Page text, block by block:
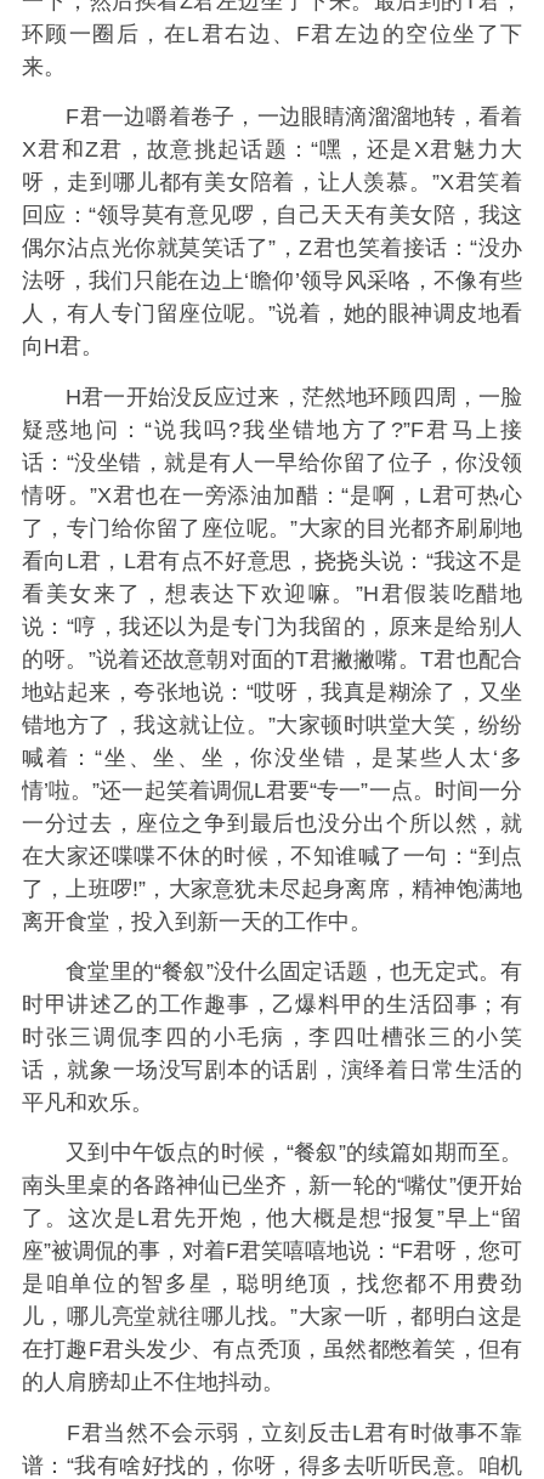
环顾一圈后，在L君右边、F君左边的空位坐了下
来。
F君一边嚼着卷子，一边眼睛滴溜溜地转，看着
X君和Z君，故意挑起话题：“嘿，还是X君魅力大
呀，走到哪儿都有美女陪着，让人羡慕。”X君笑着
回应：“领导莫有意见啰，自己天天有美女陪，我这
偶尔沾点光你就莫笑话了”，Z君也笑着接话：“没办
法呀，我们只能在边上‘瞻仰’领导风采咯，不像有些
人，有人专门留座位呢。”说着，她的眼神调皮地看
向H君。
H君一开始没反应过来，茫然地环顾四周，一脸
疑惑地问：“说我吗?我坐错地方了?”F君马上接
话：“没坐错，就是有人一早给你留了位子，你没领
情呀。”X君也在一旁添油加醋：“是啊，L君可热心
了，专门给你留了座位呢。”大家的目光都齐刷刷地
看向L君，L君有点不好意思，挠挠头说：“我这不是
看美女来了，想表达下欢迎嘛。”H君假装吃醋地
说：“哼，我还以为是专门为我留的，原来是给别人
的呀。”说着还故意朝对面的T君撇撇嘴。T君也配合
地站起来，夸张地说：“哎呀，我真是糊涂了，又坐
错地方了，我这就让位。”大家顿时哄堂大笑，纷纷
喊着：“坐、坐、坐，你没坐错，是某些人太‘多
情’啦。”还一起笑着调侃L君要“专一”一点。时间一分
一分过去，座位之争到最后也没分出个所以然，就
在大家还喋喋不休的时候，不知谁喊了一句：“到点
了，上班啰!”，大家意犹未尽起身离席，精神饱满地
离开食堂，投入到新一天的工作中。
食堂里的“餐叙”没什么固定话题，也无定式。有
时甲讲述乙的工作趣事，乙爆料甲的生活囧事；有
时张三调侃李四的小毛病，李四吐槽张三的小笑
话，就象一场没写剧本的话剧，演绎着日常生活的
平凡和欢乐。
又到中午饭点的时候，“餐叙”的续篇如期而至。
南头里桌的各路神仙已坐齐，新一轮的“嘴仗”便开始
了。这次是L君先开炮，他大概是想“报复”早上“留
座”被调侃的事，对着F君笑嘻嘻地说：“F君呀，您可
是咱单位的智多星，聪明绝顶，找您都不用费劲
儿，哪儿亮堂就往哪儿找。”大家一听，都明白这是
在打趣F君头发少、有点秃顶，虽然都憋着笑，但有
的人肩膀却止不住地抖动。
F君当然不会示弱，立刻反击L君有时做事不靠
谱：“我有啥好找的，你呀，得多去听听民意。咱机